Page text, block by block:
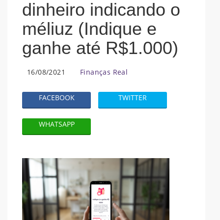
dinheiro indicando o
méliuz (Indique e
ganhe até R$1.000)
16/08/2021 Finanças Real
FACEBOOK TWITTER
WHATSAPP